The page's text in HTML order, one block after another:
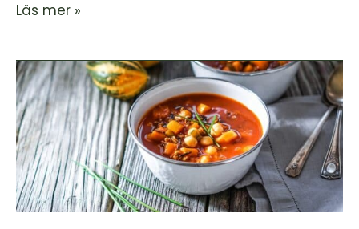
Läs mer »
Vegetarisk
Chiligryta